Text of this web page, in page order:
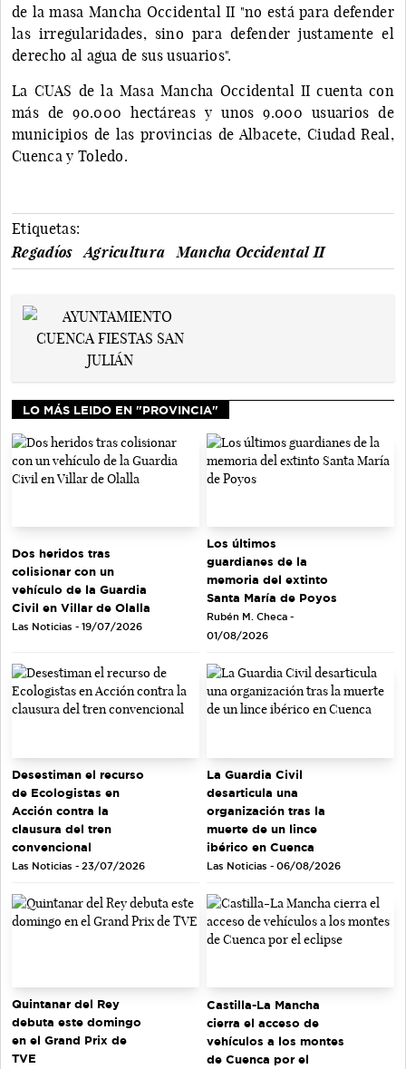
de la masa Mancha Occidental II "no está para defender
las irregularidades, sino para defender justamente el
derecho al agua de sus usuarios".
La CUAS de la Masa Mancha Occidental II cuenta con
más de 90.000 hectáreas y unos 9.000 usuarios de
municipios de las provincias de Albacete, Ciudad Real,
Cuenca y Toledo.
Etiquetas:
Regadíos
Agricultura Mancha Occidental II
LO MÁS LEIDO EN "PROVINCIA"
Dos heridos tras
colisionar con un
vehículo de la Guardia
Civil en Villar de Olalla
Las Noticias - 19/07/2026
Los últimos
guardianes de la
memoria del extinto
Santa María de Poyos
Rubén M. Checa -
01/08/2026
Desestiman el recurso
de Ecologistas en
Acción contra la
clausura del tren
convencional
Las Noticias - 23/07/2026
La Guardia Civil
desarticula una
organización tras la
muerte de un lince
ibérico en Cuenca
Las Noticias - 06/08/2026
Quintanar del Rey
debuta este domingo
en el Grand Prix de
TVE
Castilla-La Mancha
cierra el acceso de
vehículos a los montes
de Cuenca por el